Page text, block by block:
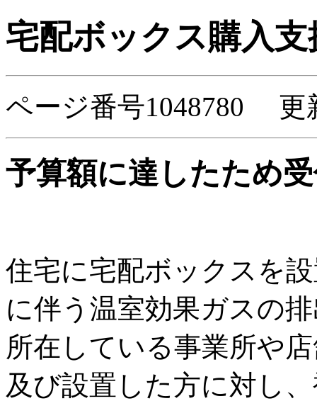
宅配ボックス購入
ページ番号1048780 更
予算額に達したため
住宅に宅配ボックスを
に伴う温室効果ガスの
所在している事業所や
及び設置した方に対し